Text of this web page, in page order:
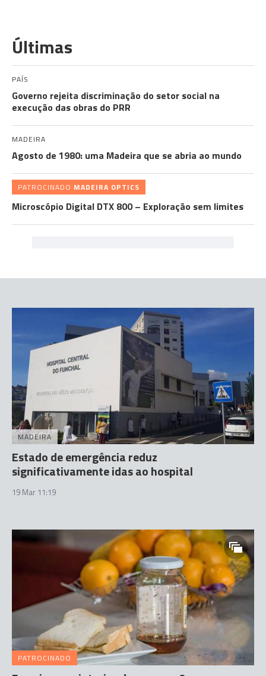
Últimas
PAÍS
Governo rejeita discriminação do setor social na
execução das obras do PRR
MADEIRA
Agosto de 1980: uma Madeira que se abria ao mundo
PATROCINADO MADEIRA OPTICS
Microscópio Digital DTX 800 – Exploração sem limites
MADEIRA
Estado de emergência reduz
significativamente idas ao hospital
19 Mar 11:19
PATROCINADO